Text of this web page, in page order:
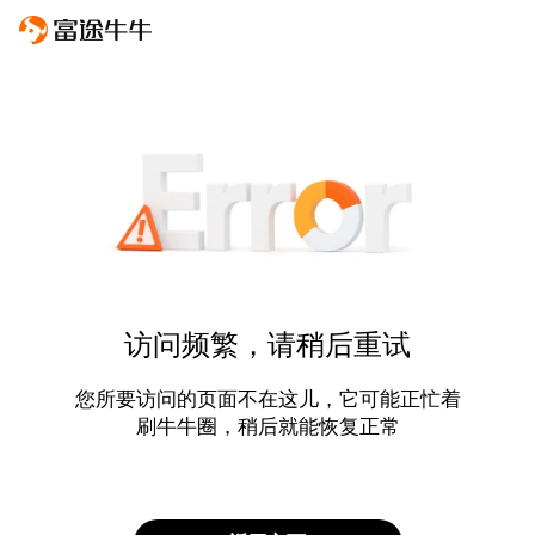
访问频繁，请稍后重试
您所要访问的页面不在这儿，它可能正忙着
刷牛牛圈，稍后就能恢复正常